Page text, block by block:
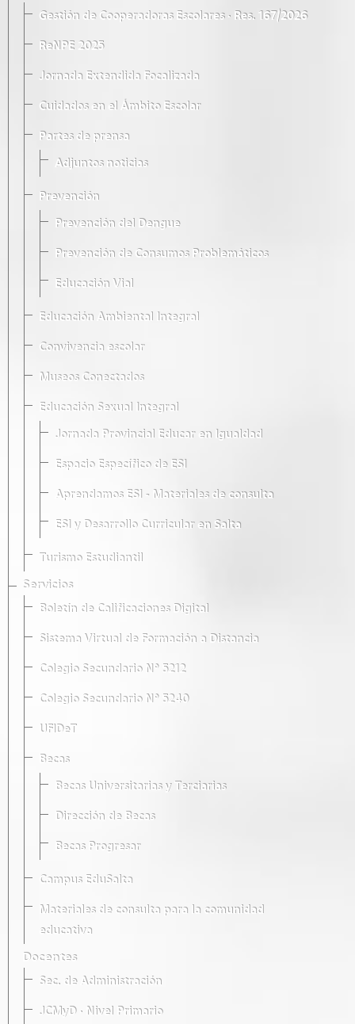
Gestión de Cooperadoras Escolares · Res. 167/2026
ReNPE 2025
Jornada Extendida Focalizada
Cuidados en el Ámbito Escolar
Partes de prensa
Adjuntos noticias
Prevención
Prevención del Dengue
Prevención de Consumos Problemáticos
Educación Vial
Educación Ambiental Integral
Convivencia escolar
Museos Conectados
Educación Sexual Integral
Jornada Provincial Educar en Igualdad
Espacio Específico de ESI
Aprendamos ESI - Materiales de consulta
ESI y Desarrollo Curricular en Salta
Turismo Estudiantil
Servicios
Boletín de Calificaciones Digital
Sistema Virtual de Formación a Distancia
Colegio Secundario Nº 5212
Colegio Secundario Nº 5240
UFIDeT
Becas
Becas Universitarias y Terciarias
Dirección de Becas
Becas Progresar
Campus EduSalta
Materiales de consulta para la comunidad
educativa
Docentes
Sec. de Administración
JCMyD · Nivel Primario